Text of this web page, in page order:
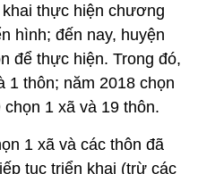
thực hiện chương
hình; đến nay, huyện
để thực hiện. Trong đó,
1 thôn; năm 2018 chọn
1 xã và 19 thôn.
1 xã và các thôn đã
tục triển khai (trừ các